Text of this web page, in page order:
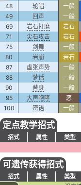
48
轮唱 一般
49
回声 一般
69
岩石打磨 岩石
71
尖石攻击 岩石
75
剑舞 一般
80
岩崩 岩石
87
虚张声势 一般
88
梦话 一般
90
替身 一般
95
大声咆哮 恶
100
密语 一般
定点教学招式
招式 属性 类型
可遗传获得招式
招式 属性 类型